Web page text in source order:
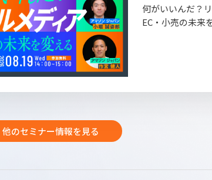
何がいいんだ？
EC・小売の未来
他のセミナー情報を見る